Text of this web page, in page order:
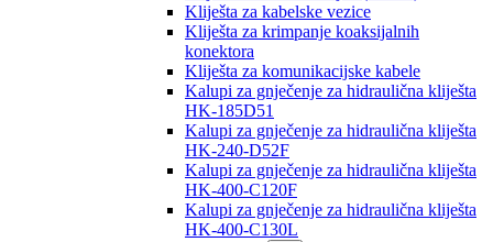
Kliješta za kabelske vezice
Kliješta za krimpanje koaksijalnih
konektora
Kliješta za komunikacijske kabele
Kalupi za gnječenje za hidraulična kliješta
HK-185D51
Kalupi za gnječenje za hidraulična kliješta
HK-240-D52F
Kalupi za gnječenje za hidraulična kliješta
HK-400-C120F
Kalupi za gnječenje za hidraulična kliješta
HK-400-C130L